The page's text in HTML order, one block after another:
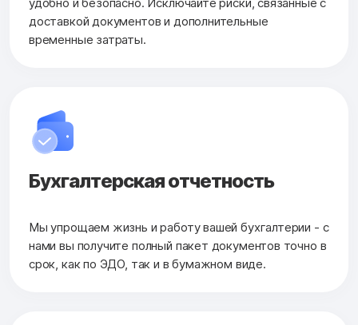
доставкой документов и дополнительные
временные затраты.
Бухгалтерскаяотчетность
Мы упрощаем жизнь и работу вашей бухгалтерии - с
нами вы получите полный пакет документов точно в
срок, как по ЭДО, так и в бумажном виде.